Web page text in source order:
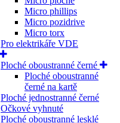
Micro phillips
Micro pozidrive
Micro torx
Pro elektrikáře VDE
Ploché oboustranné černé
Ploché oboustranné
černé na kartě
Ploché jednostranné černé
Očkové vyhnuté
Ploché oboustranné lesklé